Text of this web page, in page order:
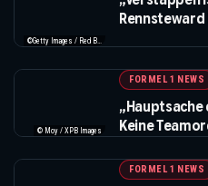
© Moy / XPB Images
FORMEL 1 NEWS
„Hauptsache
Keine
FORMEL 1 NEWS